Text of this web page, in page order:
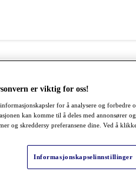
er viktig for oss!
for å analysere og forbedre
kan komme til å deles med annonsører
og skreddersy preferansene dine. Ved å
Informasjonskapselinnstillinger